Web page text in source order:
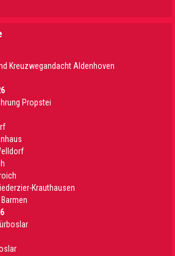
Kreuzwegandacht Aldenhoven
Propstei
Krauthausen